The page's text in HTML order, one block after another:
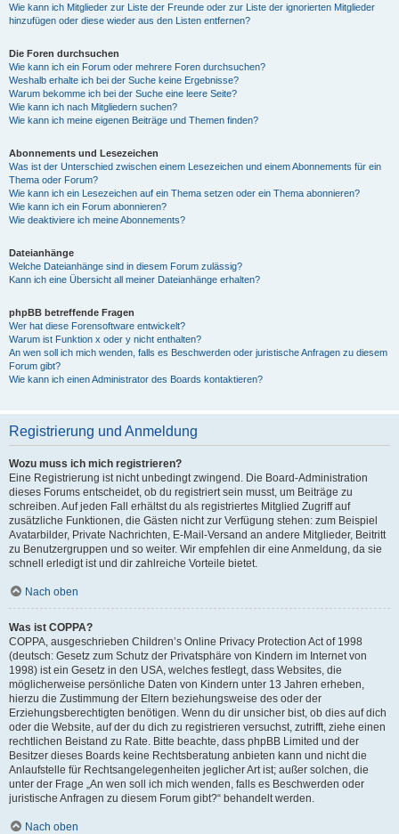
Wie kann ich Mitglieder zur Liste der Freunde oder zur Liste der ignorierten Mitglieder
hinzufügen oder diese wieder aus den Listen entfernen?
Die Foren durchsuchen
Wie kann ich ein Forum oder mehrere Foren durchsuchen?
Weshalb erhalte ich bei der Suche keine Ergebnisse?
Warum bekomme ich bei der Suche eine leere Seite?
Wie kann ich nach Mitgliedern suchen?
Wie kann ich meine eigenen Beiträge und Themen finden?
Abonnements und Lesezeichen
Was ist der Unterschied zwischen einem Lesezeichen und einem Abonnements für ein
Thema oder Forum?
Wie kann ich ein Lesezeichen auf ein Thema setzen oder ein Thema abonnieren?
Wie kann ich ein Forum abonnieren?
Wie deaktiviere ich meine Abonnements?
Dateianhänge
Welche Dateianhänge sind in diesem Forum zulässig?
Kann ich eine Übersicht all meiner Dateianhänge erhalten?
phpBB betreffende Fragen
Wer hat diese Forensoftware entwickelt?
Warum ist Funktion x oder y nicht enthalten?
An wen soll ich mich wenden, falls es Beschwerden oder juristische Anfragen zu diesem
Forum gibt?
Wie kann ich einen Administrator des Boards kontaktieren?
Registrierung und Anmeldung
Wozu muss ich mich registrieren?
Eine Registrierung ist nicht unbedingt zwingend. Die Board-Administration
dieses Forums entscheidet, ob du registriert sein musst, um Beiträge zu
schreiben. Auf jeden Fall erhältst du als registriertes Mitglied Zugriff auf
zusätzliche Funktionen, die Gästen nicht zur Verfügung stehen: zum Beispiel
Avatarbilder, Private Nachrichten, E-Mail-Versand an andere Mitglieder, Beitritt
zu Benutzergruppen und so weiter. Wir empfehlen dir eine Anmeldung, da sie
schnell erledigt ist und dir zahlreiche Vorteile bietet.
Nach oben
Was ist COPPA?
COPPA, ausgeschrieben Children’s Online Privacy Protection Act of 1998
(deutsch: Gesetz zum Schutz der Privatsphäre von Kindern im Internet von
1998) ist ein Gesetz in den USA, welches festlegt, dass Websites, die
möglicherweise persönliche Daten von Kindern unter 13 Jahren erheben,
hierzu die Zustimmung der Eltern beziehungsweise des oder der
Erziehungsberechtigten benötigen. Wenn du dir unsicher bist, ob dies auf dich
oder die Website, auf der du dich zu registrieren versuchst, zutrifft, ziehe einen
rechtlichen Beistand zu Rate. Bitte beachte, dass phpBB Limited und der
Besitzer dieses Boards keine Rechtsberatung anbieten kann und nicht die
Anlaufstelle für Rechtsangelegenheiten jeglicher Art ist; außer solchen, die
unter der Frage „An wen soll ich mich wenden, falls es Beschwerden oder
juristische Anfragen zu diesem Forum gibt?“ behandelt werden.
Nach oben